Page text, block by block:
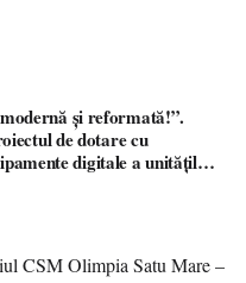
și reformată!”.
de dotare cu
digitale a unităților